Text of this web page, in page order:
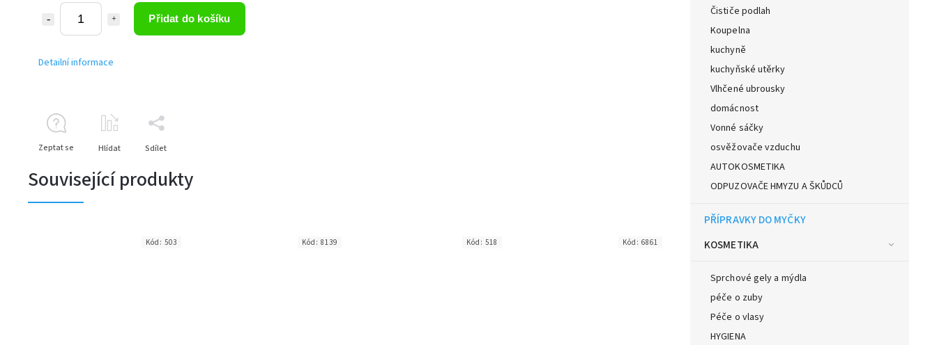
Čističe podlah
Koupelna
kuchyně
kuchyňské utěrky
Vlhčené ubrousky
domácnost
Vonné sáčky
osvěžovače vzduchu
AUTOKOSMETIKA
ODPUZOVAČE HMYZU A ŠKŮDCŮ
PŘÍPRAVKY DO MYČKY
KOSMETIKA
Sprchové gely a mýdla
péče o zuby
Péče o vlasy
HYGIENA
Přidat do košíku
Detailní informace
Zeptat se Hlídat Sdílet
Související produkty
Kód: 503 Kód: 8139 Kód: 518 Kód: 6861